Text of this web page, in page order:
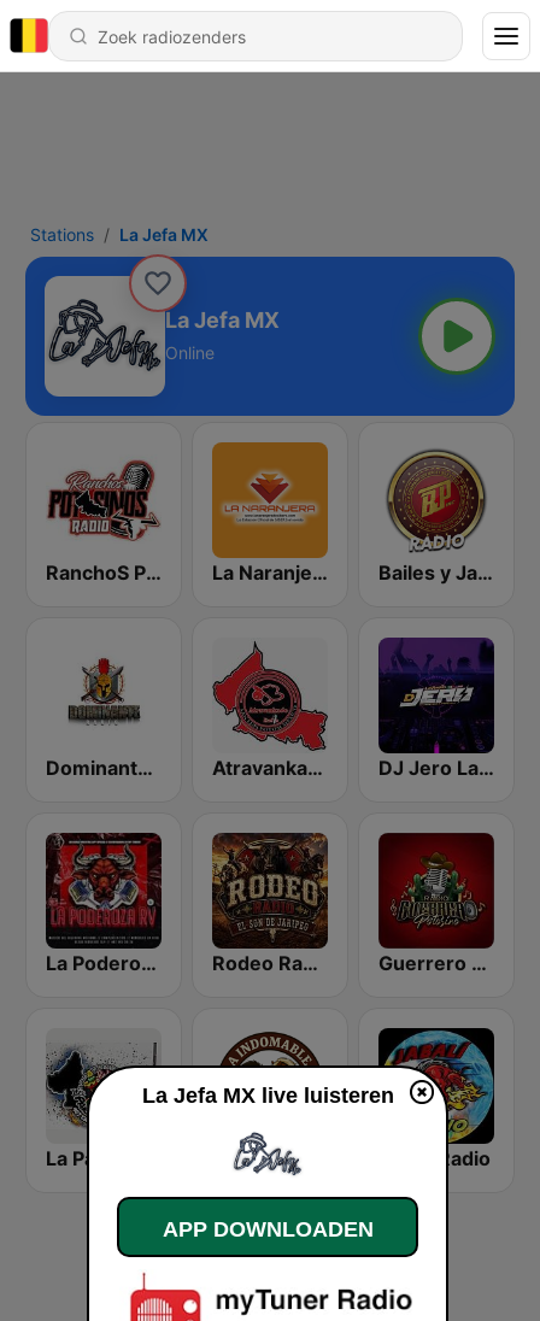
Stations La Jefa MX
La Jefa MX
Online
RanchoS PotosinoS Radio La Naranjera de Sibers Bailes y Jaripeos Potosinos
Dominante Radio Atravankado Radio DJ Jero La Radio
La Poderoza RV Rodeo Radio Guerrero Potosino Radio
Jabalí Radio
La Jefa MX live luisteren
APP DOWNLOADEN